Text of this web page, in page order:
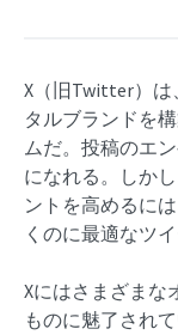
X（旧Twitter）は
タルブランドを
ムだ。投稿のエ
になれる。しか
ントを高めるに
くのに最適なツ
Xにはさまざまな
ものに魅了され